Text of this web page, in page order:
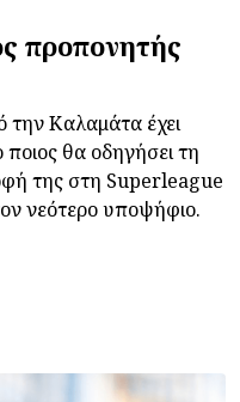
προπονητής
Καλαμάτα έχει
ποιος θα οδηγήσει τη
της στη Superleague
νεότερο υποψήφιο.